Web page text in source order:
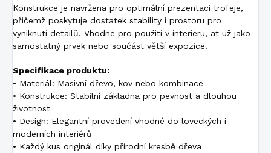
Konstrukce je navržena pro optimální prezentaci trofeje,
přičemž poskytuje dostatek stability i prostoru pro
vyniknutí detailů. Vhodné pro použití v interiéru, ať už jako
samostatný prvek nebo součást větší expozice.
Specifikace produktu:
• Materiál: Masivní dřevo, kov nebo kombinace
• Konstrukce: Stabilní základna pro pevnost a dlouhou
životnost
• Design: Elegantní provedení vhodné do loveckých i
moderních interiérů
• Každý kus originál díky přírodní kresbě dřeva